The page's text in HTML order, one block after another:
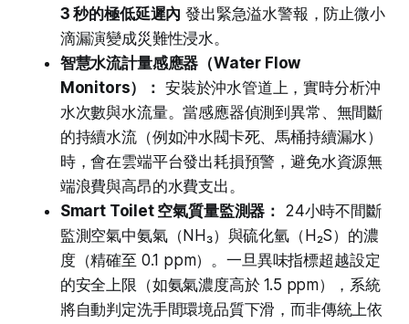
3 秒的極低延遲內 發出緊急溢水警報，防止微小
滴漏演變成災難性浸水。
智慧水流計量感應器（Water Flow
Monitors）： 安裝於沖水管道上，實時分析沖
水次數與水流量。當感應器偵測到異常、無間斷
的持續水流（例如沖水閥卡死、馬桶持續漏水）
時，會在雲端平台發出耗損預警，避免水資源無
端浪費與高昂的水費支出。
Smart Toilet 空氣質量監測器： 24小時不間斷
監測空氣中氨氣（NH₃）與硫化氫（H₂S）的濃
度（精確至 0.1 ppm）。一旦異味指標超越設定
的安全上限（如氨氣濃度高於 1.5 ppm），系統
將自動判定洗手間環境品質下滑，而非傳統上依